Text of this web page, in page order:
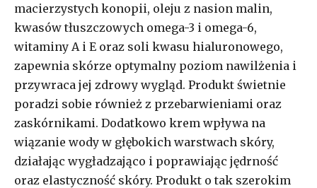
macierzystych konopii, oleju z nasion malin,
kwasów tłuszczowych omega-3 i omega-6,
witaminy A i E oraz soli kwasu hialuronowego,
zapewnia skórze optymalny poziom nawilżenia i
przywraca jej zdrowy wygląd. Produkt świetnie
poradzi sobie również z przebarwieniami oraz
zaskórnikami. Dodatkowo krem wpływa na
wiązanie wody w głębokich warstwach skóry,
działając wygładzająco i poprawiając jędrność
oraz elastyczność skóry. Produkt o tak szerokim